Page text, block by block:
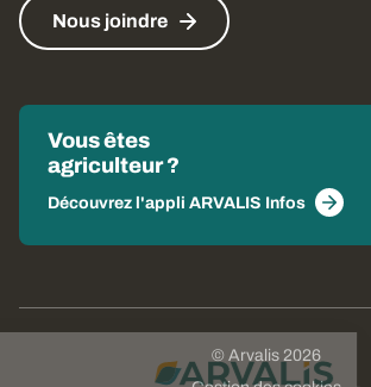
Nous joindre
Vous êtes
agriculteur ?
Découvrez l'appli ARVALIS Infos
© Arvalis 2026